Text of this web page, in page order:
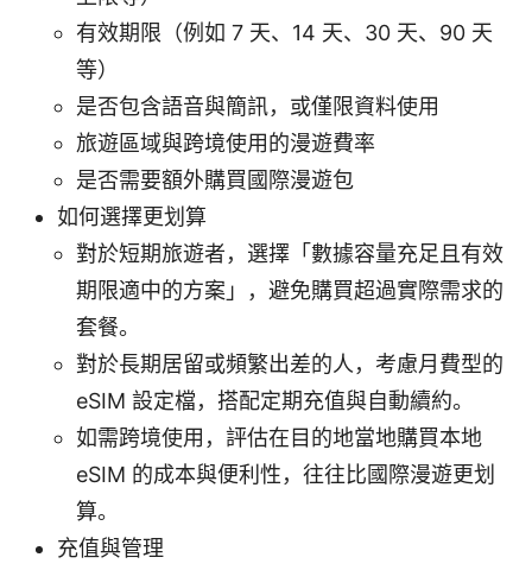
有效期限（例如 7 天、14 天、30 天、90 天
等）
是否包含語音與簡訊，或僅限資料使用
旅遊區域與跨境使用的漫遊費率
是否需要額外購買國際漫遊包
如何選擇更划算
對於短期旅遊者，選擇「數據容量充足且有效
期限適中的方案」，避免購買超過實際需求的
套餐。
對於長期居留或頻繁出差的人，考慮月費型的
eSIM 設定檔，搭配定期充值與自動續約。
如需跨境使用，評估在目的地當地購買本地
eSIM 的成本與便利性，往往比國際漫遊更划
算。
充值與管理